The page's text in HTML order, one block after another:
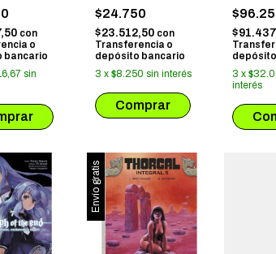
DE
DE
con
o
bancario
sin
$24.750
$23.512,50 con
Transferencia o
depósito bancario
3 x $8.250 sin interés
3 x
interés
Envío gratis